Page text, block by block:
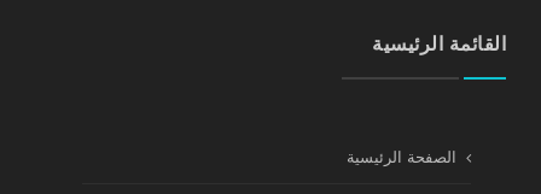
القائمة الرئيسية
الصفحة الرئيسية